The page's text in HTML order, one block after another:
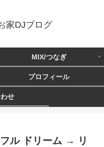
家DJブログ
MIX/つなぎ
プロフィール
せ
ル ドリーム → リ